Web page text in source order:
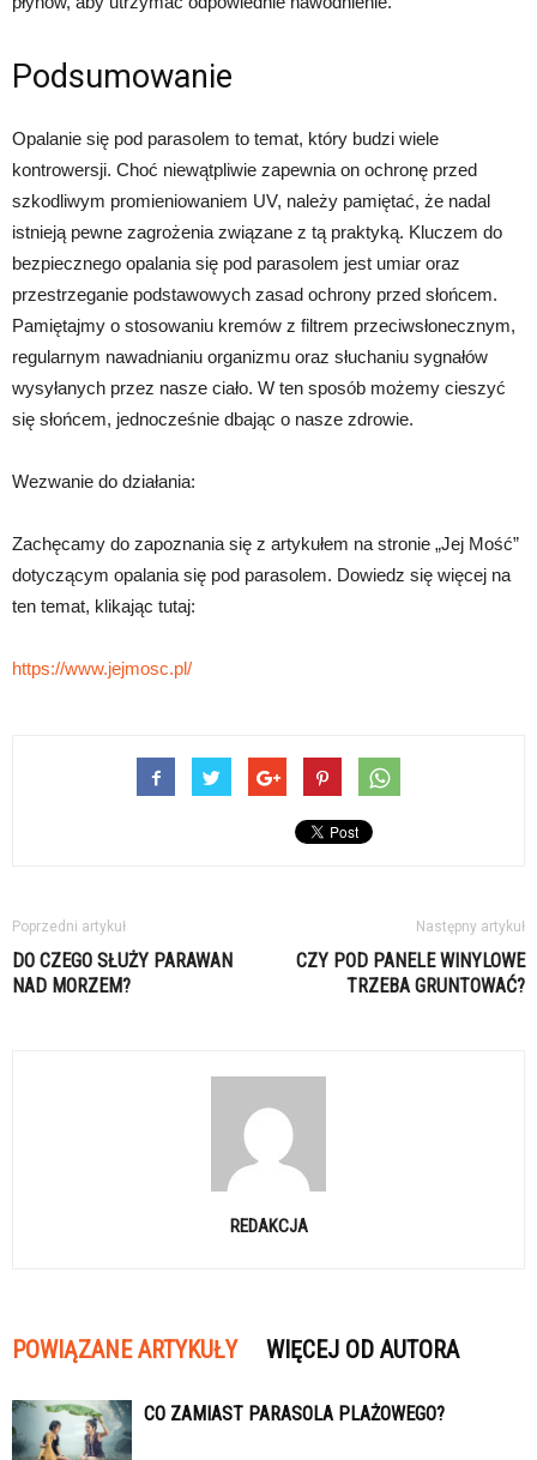
Podsumowanie
Opalanie się pod parasolem to temat, który budzi wiele
kontrowersji. Choć niewątpliwie zapewnia on ochronę przed
szkodliwym promieniowaniem UV, należy pamiętać, że nadal
istnieją pewne zagrożenia związane z tą praktyką. Kluczem do
bezpiecznego opalania się pod parasolem jest umiar oraz
przestrzeganie podstawowych zasad ochrony przed słońcem.
Pamiętajmy o stosowaniu kremów z filtrem przeciwsłonecznym,
regularnym nawadnianiu organizmu oraz słuchaniu sygnałów
wysyłanych przez nasze ciało. W ten sposób możemy cieszyć
się słońcem, jednocześnie dbając o nasze zdrowie.
Wezwanie do działania:
Zachęcamy do zapoznania się z artykułem na stronie „Jej Mość”
dotyczącym opalania się pod parasolem. Dowiedz się więcej na
ten temat, klikając tutaj:
https://www.jejmosc.pl/
Poprzedni artykuł
DO CZEGO SŁUŻY PARAWAN
NAD MORZEM?
Następny artykuł
CZY POD PANELE WINYLOWE
TRZEBA GRUNTOWAĆ?
REDAKCJA
POWIĄZANE ARTYKUŁY WIĘCEJ OD AUTORA
CO ZAMIAST PARASOLA PLAŻOWEGO?